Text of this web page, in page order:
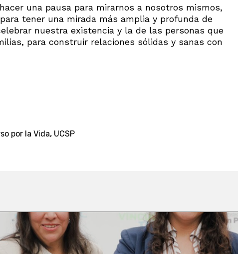
una pausa para mirarnos a nosotros mismos,
tener una mirada más amplia y profunda de
nuestra existencia y la de las personas que
para construir relaciones sólidas y sanas con
por la Vida, UCSP